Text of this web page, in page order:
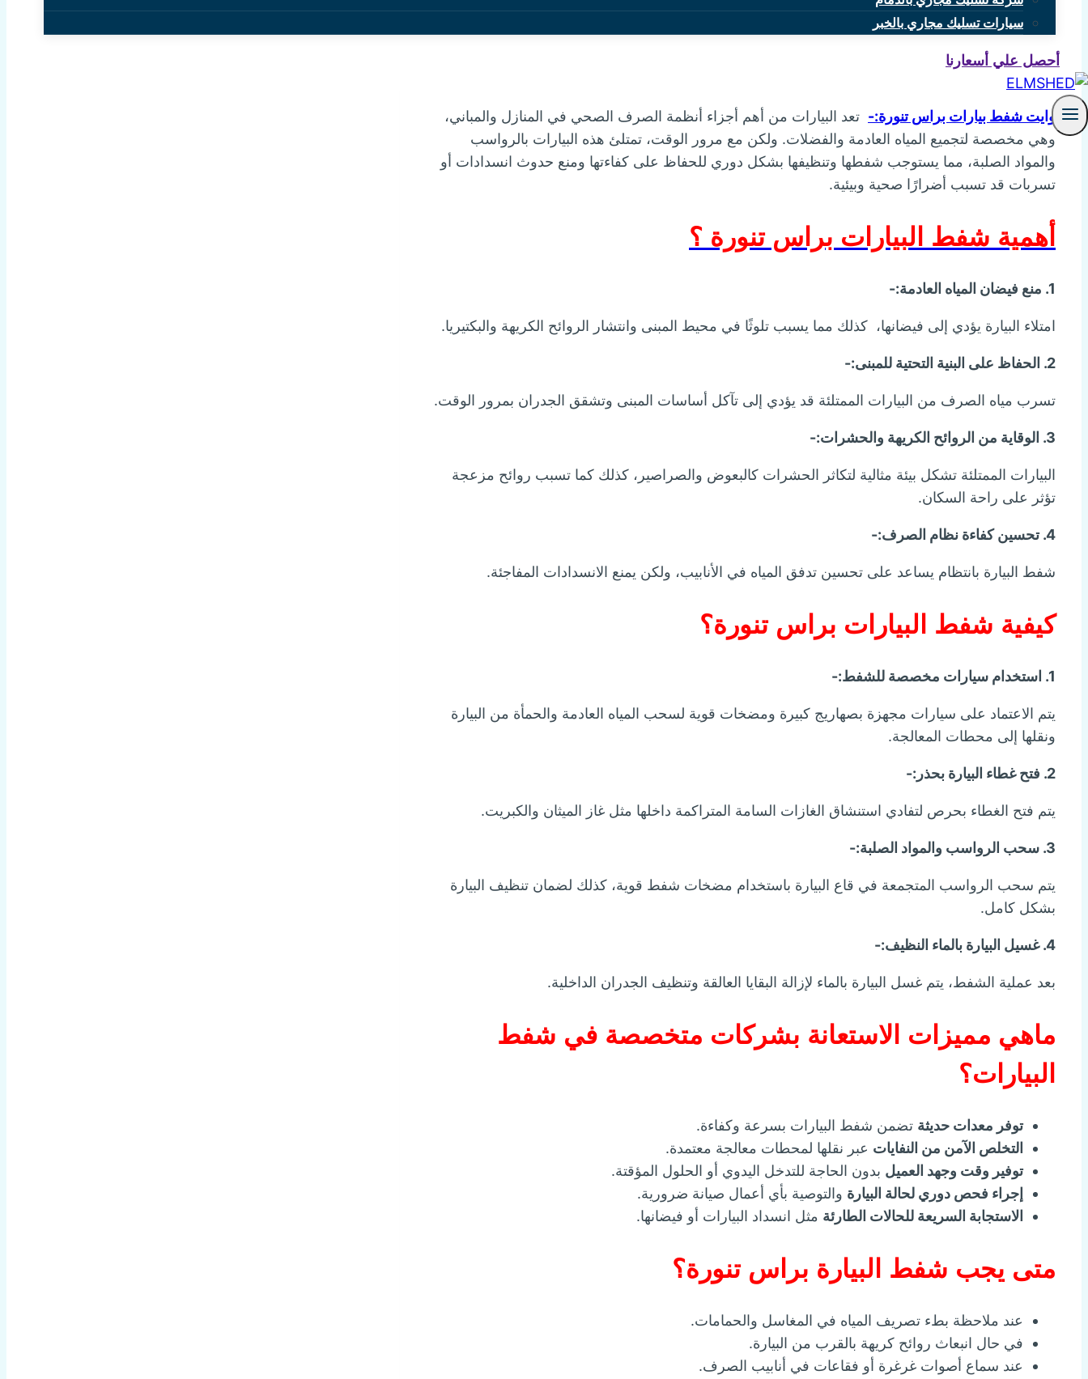
سيارات تسليك مجاري بالخبر
أحصل علي أسعارنا
وايت شفط بيارات براس تنورة:- تعد البيارات من أهم أجزاء أنظمة الصرف الصحي في المنازل والمباني،
وهي مخصصة لتجميع المياه العادمة والفضلات. ولكن مع مرور الوقت، تمتلئ هذه البيارات بالرواسب
والمواد الصلبة، مما يستوجب شفطها وتنظيفها بشكل دوري للحفاظ على كفاءتها ومنع حدوث انسدادات أو
تسربات قد تسبب أضرارًا صحية وبيئية.
أهمية شفط البيارات براس تنورة ؟
1. منع فيضان المياه العادمة:-
امتلاء البيارة يؤدي إلى فيضانها، كذلك مما يسبب تلوثًا في محيط المبنى وانتشار الروائح الكريهة والبكتيريا.
2. الحفاظ على البنية التحتية للمبنى:-
تسرب مياه الصرف من البيارات الممتلئة قد يؤدي إلى تآكل أساسات المبنى وتشقق الجدران بمرور الوقت.
3. الوقاية من الروائح الكريهة والحشرات:-
البيارات الممتلئة تشكل بيئة مثالية لتكاثر الحشرات كالبعوض والصراصير، كذلك كما تسبب روائح مزعجة
تؤثر على راحة السكان.
4. تحسين كفاءة نظام الصرف:-
شفط البيارة بانتظام يساعد على تحسين تدفق المياه في الأنابيب، ولكن يمنع الانسدادات المفاجئة.
كيفية شفط البيارات براس تنورة؟
1. استخدام سيارات مخصصة للشفط:-
يتم الاعتماد على سيارات مجهزة بصهاريج كبيرة ومضخات قوية لسحب المياه العادمة والحمأة من البيارة
ونقلها إلى محطات المعالجة.
2. فتح غطاء البيارة بحذر:-
يتم فتح الغطاء بحرص لتفادي استنشاق الغازات السامة المتراكمة داخلها مثل غاز الميثان والكبريت.
3. سحب الرواسب والمواد الصلبة:-
يتم سحب الرواسب المتجمعة في قاع البيارة باستخدام مضخات شفط قوية، كذلك لضمان تنظيف البيارة
بشكل كامل.
4. غسيل البيارة بالماء النظيف:-
بعد عملية الشفط، يتم غسل البيارة بالماء لإزالة البقايا العالقة وتنظيف الجدران الداخلية.
ماهي مميزات الاستعانة بشركات متخصصة في شفط
البيارات؟
توفر معدات حديثة تضمن شفط البيارات بسرعة وكفاءة.
التخلص الآمن من النفايات عبر نقلها لمحطات معالجة معتمدة.
توفير وقت وجهد العميل بدون الحاجة للتدخل اليدوي أو الحلول المؤقتة.
إجراء فحص دوري لحالة البيارة والتوصية بأي أعمال صيانة ضرورية.
الاستجابة السريعة للحالات الطارئة مثل انسداد البيارات أو فيضانها.
متى يجب شفط البيارة براس تنورة؟
عند ملاحظة بطء تصريف المياه في المغاسل والحمامات.
في حال انبعاث روائح كريهة بالقرب من البيارة.
عند سماع أصوات غرغرة أو فقاعات في أنابيب الصرف.